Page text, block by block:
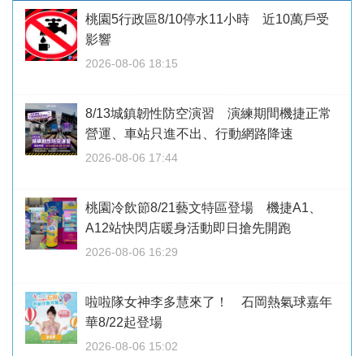
桃園5行政區8/10停水11小時 近10萬戶受
影響
2026-08-06 18:15
8/13城鎮韌性防空演習 演練期間機捷正常
營運、車站只進不出、行動網路降速
2026-08-06 17:44
桃園冷飲節8/21藝文特區登場 機捷A1、
A12站快閃店暖身活動即日搶先開跑
2026-08-06 16:29
啦啦隊女神李多慧來了！ 石岡熱氣球嘉年
華8/22起登場
2026-08-06 15:02